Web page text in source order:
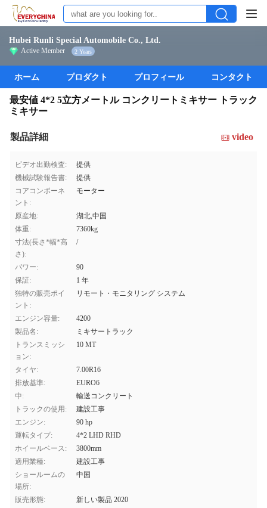
Hubei Runli Special Automobile Co., Ltd.
Active Member 2 Years
ホーム プロダクト プロフィール コンタクト
最安値 4*2 5立方メートル コンクリートミキサー トラック
ミキサー
製品詳細 video
ビデオ出勤検査:
提供
機械試験報告書:
提供
コアコンポーネ
ント:
モーター
原産地:
湖北,中国
体重:
7360kg
寸法(長さ*幅*高
さ):
/
パワー:
90
保証:
1 年
独特の販売ポイ
ント:
リモート・モニタリング システム
エンジン容量:
4200
製品名:
ミキサートラック
トランスミッシ
ョン:
10 MT
タイヤ:
7.00R16
排放基準:
EURO6
中:
輸送コンクリート
トラックの使用:
建設工事
エンジン:
90 hp
運転タイプ:
4*2 LHD RHD
ホイールベース:
3800mm
適用業種:
建設工事
ショールームの
場所:
中国
販売形態:
新しい製品 2020